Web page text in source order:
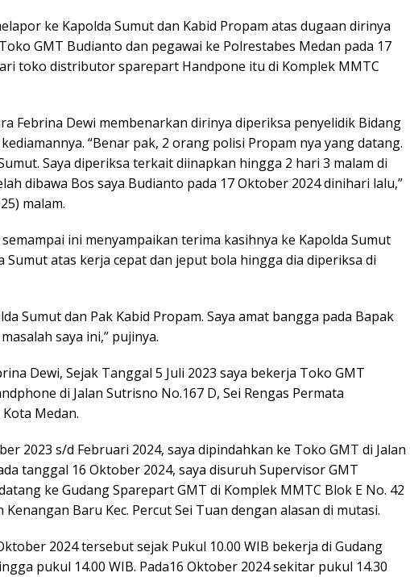
ke Kapolda Sumut dan Kabid Propam atas dugaan dirinya
GMT Budianto dan pegawai ke Polrestabes Medan pada 17
toko distributor sparepart Handpone itu di Komplek MMTC
Febrina Dewi membenarkan dirinya diperiksa penyelidik Bidang
“Benar pak, 2 orang polisi Propam nya yang datang.
Saya diperiksa terkait diinapkan hingga 2 hari 3 malam di
dibawa Bos saya Budianto pada 17 Oktober 2024 dinihari lalu,”
malam.
ini menyampaikan terima kasihnya ke Kapolda Sumut
Sumut atas kerja cepat dan jeput bola hingga dia diperiksa di
Sumut dan Pak Kabid Propam. Saya amat bangga pada Bapak
saya ini,” pujinya.
Dewi, Sejak Tanggal 5 Juli 2023 saya bekerja Toko GMT
di Jalan Sutrisno No.167 D, Sei Rengas Permata
Medan.
2023 s/d Februari 2024, saya dipindahkan ke Toko GMT di Jalan
tanggal 16 Oktober 2024, saya disuruh Supervisor GMT
ke Gudang Sparepart GMT di Komplek MMTC Blok E No. 42
Kenangan Baru Kec. Percut Sei Tuan dengan alasan di mutasi.
2024 tersebut sejak Pukul 10.00 WIB bekerja di Gudang
pukul 14.00 WIB. Pada16 Oktober 2024 sekitar pukul 14.30